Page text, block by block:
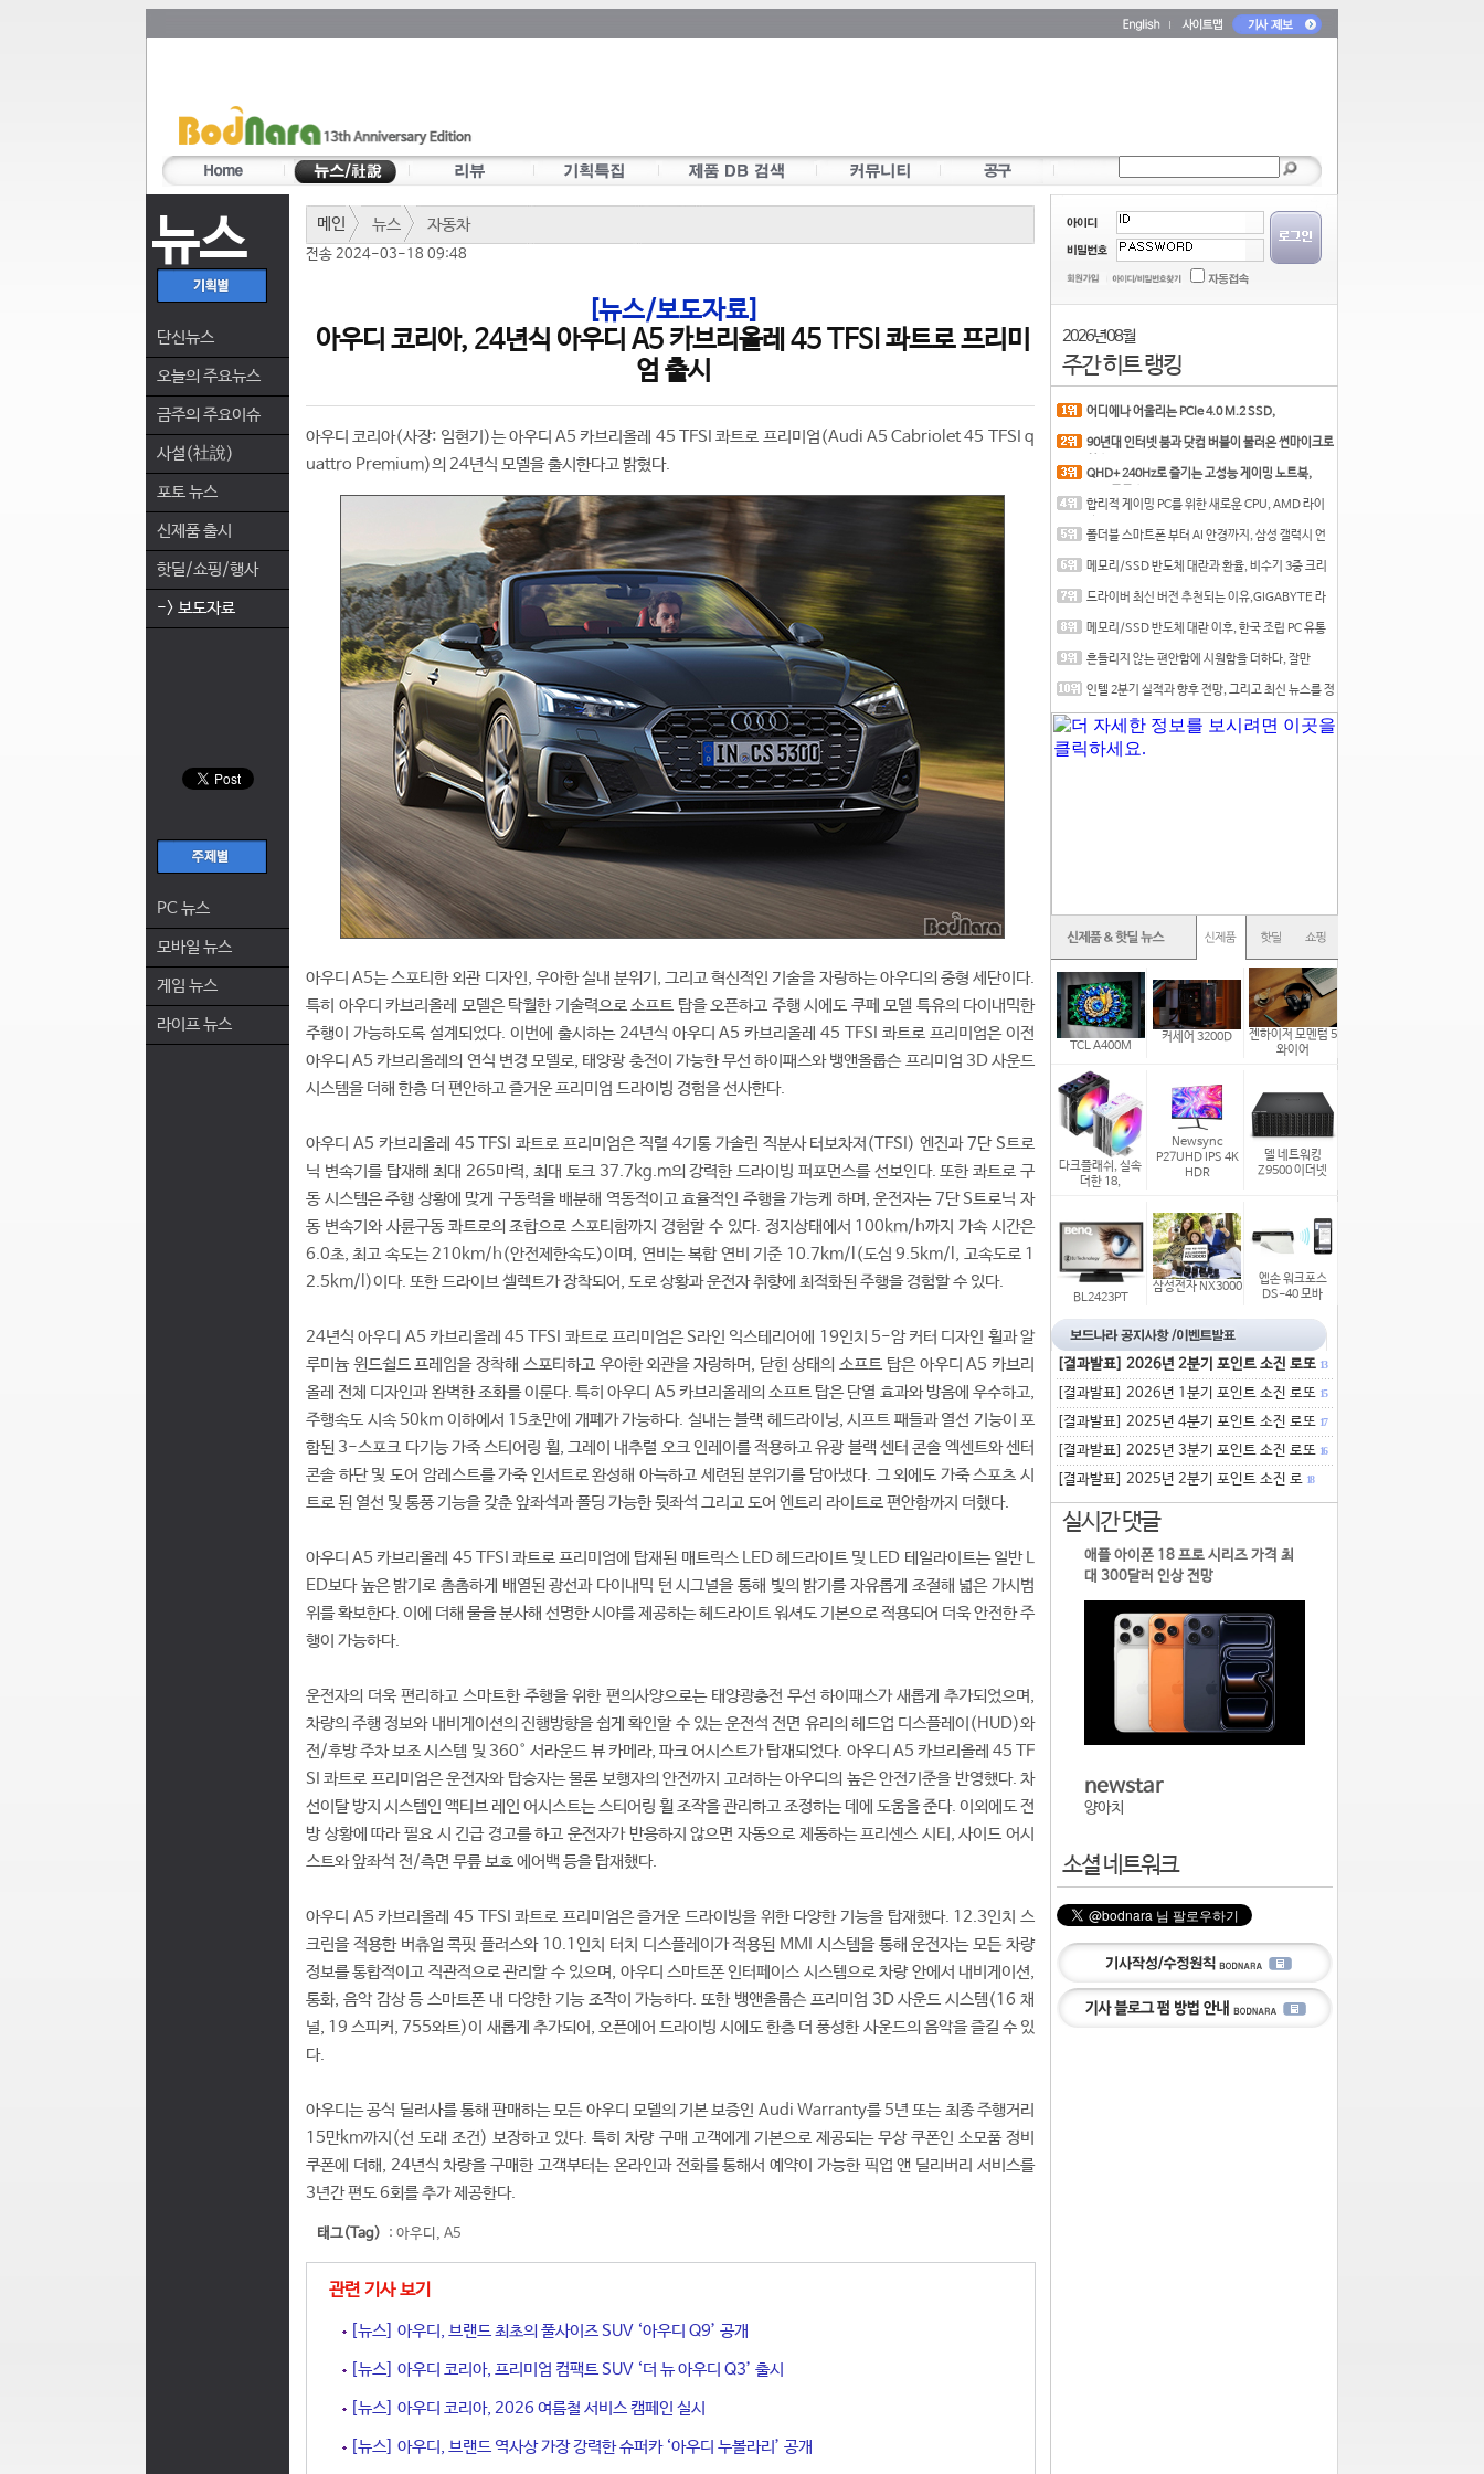
뉴스
단신뉴스
오늘의 주요뉴스
금주의 주요이슈
사설(社說)
포토 뉴스
신제품 출시
핫딜/쇼핑/행사
-> 보도자료
PC 뉴스
모바일 뉴스
게임 뉴스
라이프 뉴스
메인 뉴스 자동차
전송 2024-03-18 09:48
[뉴스/보도자료]
아우디 코리아, 24년식 아우디 A5 카브리올레 45 TFSI 콰트로 프리미
엄 출시
아우디 코리아(사장: 임현기)는 아우디 A5 카브리올레 45 TFSI 콰트로 프리미엄(Audi A5 Cabriolet 45 TFSI q
uattro Premium)의 24년식 모델을 출시한다고 밝혔다.
아우디 A5는 스포티한 외관 디자인, 우아한 실내 분위기, 그리고 혁신적인 기술을 자랑하는 아우디의 중형 세단이다.
특히 아우디 카브리올레 모델은 탁월한 기술력으로 소프트 탑을 오픈하고 주행 시에도 쿠페 모델 특유의 다이내믹한
주행이 가능하도록 설계되었다. 이번에 출시하는 24년식 아우디 A5 카브리올레 45 TFSI 콰트로 프리미엄은 이전
아우디 A5 카브리올레의 연식 변경 모델로, 태양광 충전이 가능한 무선 하이패스와 뱅앤올룹슨 프리미엄 3D 사운드
시스템을 더해 한층 더 편안하고 즐거운 프리미엄 드라이빙 경험을 선사한다.
아우디 A5 카브리올레 45 TFSI 콰트로 프리미엄은 직렬 4기통 가솔린 직분사 터보차저(TFSI) 엔진과 7단 S트로
닉 변속기를 탑재해 최대 265마력, 최대 토크 37.7kg.m의 강력한 드라이빙 퍼포먼스를 선보인다. 또한 콰트로 구
동 시스템은 주행 상황에 맞게 구동력을 배분해 역동적이고 효율적인 주행을 가능케 하며, 운전자는 7단 S트로닉 자
동 변속기와 사륜구동 콰트로의 조합으로 스포티함까지 경험할 수 있다. 정지상태에서 100km/h까지 가속 시간은
6.0초, 최고 속도는 210km/h(안전제한속도)이며, 연비는 복합 연비 기준 10.7km/l(도심 9.5km/l, 고속도로 1
2.5km/l)이다. 또한 드라이브 셀렉트가 장착되어, 도로 상황과 운전자 취향에 최적화된 주행을 경험할 수 있다.
24년식 아우디 A5 카브리올레 45 TFSI 콰트로 프리미엄은 S라인 익스테리어에 19인치 5-암 커터 디자인 휠과 알
루미늄 윈드쉴드 프레임을 장착해 스포티하고 우아한 외관을 자랑하며, 닫힌 상태의 소프트 탑은 아우디 A5 카브리
올레 전체 디자인과 완벽한 조화를 이룬다. 특히 아우디 A5 카브리올레의 소프트 탑은 단열 효과와 방음에 우수하고,
주행속도 시속 50km 이하에서 15초만에 개폐가 가능하다. 실내는 블랙 헤드라이닝, 시프트 패들과 열선 기능이 포
함된 3-스포크 다기능 가죽 스티어링 휠, 그레이 내추럴 오크 인레이를 적용하고 유광 블랙 센터 콘솔 엑센트와 센터
콘솔 하단 및 도어 암레스트를 가죽 인서트로 완성해 아늑하고 세련된 분위기를 담아냈다. 그 외에도 가죽 스포츠 시
트로 된 열선 및 통풍 기능을 갖춘 앞좌석과 폴딩 가능한 뒷좌석 그리고 도어 엔트리 라이트로 편안함까지 더했다.
아우디 A5 카브리올레 45 TFSI 콰트로 프리미엄에 탑재된 매트릭스 LED 헤드라이트 및 LED 테일라이트는 일반 L
ED보다 높은 밝기로 촘촘하게 배열된 광선과 다이내믹 턴 시그널을 통해 빛의 밝기를 자유롭게 조절해 넓은 가시범
위를 확보한다. 이에 더해 물을 분사해 선명한 시야를 제공하는 헤드라이트 워셔도 기본으로 적용되어 더욱 안전한 주
행이 가능하다.
운전자의 더욱 편리하고 스마트한 주행을 위한 편의사양으로는 태양광충전 무선 하이패스가 새롭게 추가되었으며,
차량의 주행 정보와 내비게이션의 진행방향을 쉽게 확인할 수 있는 운전석 전면 유리의 헤드업 디스플레이(HUD)와
전/후방 주차 보조 시스템 및 360° 서라운드 뷰 카메라, 파크 어시스트가 탑재되었다. 아우디 A5 카브리올레 45 TF
SI 콰트로 프리미엄은 운전자와 탑승자는 물론 보행자의 안전까지 고려하는 아우디의 높은 안전기준을 반영했다. 차
선이탈 방지 시스템인 액티브 레인 어시스트는 스티어링 휠 조작을 관리하고 조정하는 데에 도움을 준다. 이외에도 전
방 상황에 따라 필요 시 긴급 경고를 하고 운전자가 반응하지 않으면 자동으로 제동하는 프리센스 시티, 사이드 어시
스트와 앞좌석 전/측면 무릎 보호 에어백 등을 탑재했다.
아우디 A5 카브리올레 45 TFSI 콰트로 프리미엄은 즐거운 드라이빙을 위한 다양한 기능을 탑재했다. 12.3인치 스
크린을 적용한 버츄얼 콕핏 플러스와 10.1인치 터치 디스플레이가 적용된 MMI 시스템을 통해 운전자는 모든 차량
정보를 통합적이고 직관적으로 관리할 수 있으며, 아우디 스마트폰 인터페이스 시스템으로 차량 안에서 내비게이션,
통화, 음악 감상 등 스마트폰 내 다양한 기능 조작이 가능하다. 또한 뱅앤올룹슨 프리미엄 3D 사운드 시스템(16 채
널, 19 스피커, 755와트)이 새롭게 추가되어, 오픈에어 드라이빙 시에도 한층 더 풍성한 사운드의 음악을 즐길 수 있
다.
아우디는 공식 딜러사를 통해 판매하는 모든 아우디 모델의 기본 보증인 Audi Warranty를 5년 또는 최종 주행거리
15만km까지(선 도래 조건) 보장하고 있다. 특히 차량 구매 고객에게 기본으로 제공되는 무상 쿠폰인 소모품 정비
쿠폰에 더해, 24년식 차량을 구매한 고객부터는 온라인과 전화를 통해서 예약이 가능한 픽업 앤 딜리버리 서비스를
3년간 편도 6회를 추가 제공한다.
태그(Tag) : 아우디 , A5
관련 기사 보기
[뉴스] 아우디, 브랜드 최초의 풀사이즈 SUV ‘아우디 Q9’ 공개
[뉴스] 아우디 코리아, 프리미엄 컴팩트 SUV ‘더 뉴 아우디 Q3’ 출시
[뉴스] 아우디 코리아, 2026 여름철 서비스 캠페인 실시
[뉴스] 아우디, 브랜드 역사상 가장 강력한 슈퍼카 ‘아우디 누볼라리’ 공개
2026년 08월
주간 히트 랭킹
어디에나 어울리는 PCIe 4.0 M.2 SSD,
90년대 인터넷 붐과 닷컴 버블이 불러온 썬마이크로
QHD+ 240Hz로 즐기는 고성능 게이밍 노트북,
합리적 게이밍 PC를 위한 새로운 CPU, AMD 라이
폴더블 스마트폰 부터 AI 안경까지, 삼성 갤럭시 언
메모리/SSD 반도체 대란과 환율, 비수기 3중 크리
드라이버 최신 버전 추천되는 이유,GIGABYTE 라
메모리/SSD 반도체 대란 이후, 한국 조립 PC 유통
흔들리지 않는 편안함에 시원함을 더하다, 잘만
인텔 2분기 실적과 향후 전망, 그리고 최신 뉴스를 정
TCL A400M
커세어 3200D
젠하이저 모멘텀 5
와이어
다크플래쉬, 실속
더한 18,
Newsync
P27UHD IPS 4K
HDR
델 네트워킹
Z9500 이더넷
BL2423PT
삼성전자 NX3000
엡손 워크포스
DS-40 모바
[결과발표] 2026년 2분기 포인트 소진 로또 13
[결과발표] 2026년 1분기 포인트 소진 로또 15
[결과발표] 2025년 4분기 포인트 소진 로또 17
[결과발표] 2025년 3분기 포인트 소진 로또 16
[결과발표] 2025년 2분기 포인트 소진 로 18
실시간 댓글
애플 아이폰 18 프로 시리즈 가격 최
대 300달러 인상 전망
newstar
양아치
소셜 네트워크